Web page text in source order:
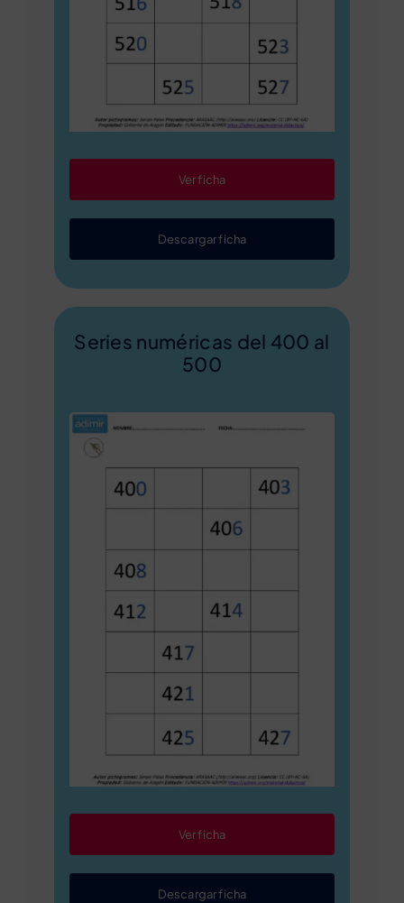
Ver ficha
Descargar ficha
Series numéricas del 400 al
500
Ver ficha
Descargar ficha